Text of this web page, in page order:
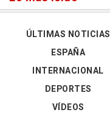
ÚLTIMAS NOTICIAS
ESPAÑA
INTERNACIONAL
DEPORTES
VÍDEOS